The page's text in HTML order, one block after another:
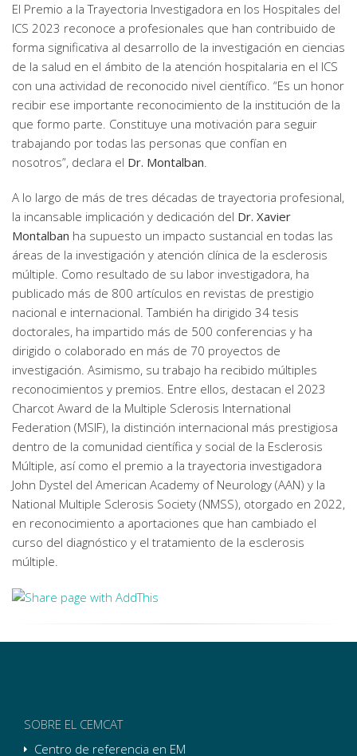
El Premio a la Trayectoria Investigadora en los Hospitales del
ICS 2023 reconoce a profesionales que han contribuido de
forma significativa al desarrollo de la investigación en ciencias
de la salud en el ámbito de la atención hospitalaria en el ICS
con una actividad de reconocido nivel científico. “Es un honor
recibir ese importante reconocimiento de la institución de la
que formo parte. Constituye una motivación para seguir
trabajando por todas las personas que confían en
nosotros”, declara el Dr. Montalban.
A lo largo de más de tres décadas de trayectoria profesional,
la incansable implicación y dedicación del Dr. Xavier
Montalban ha supuesto un impacto sustancial en todas las
áreas de la investigación y atención clínica de la esclerosis
múltiple. Como resultado de su labor investigadora, ha
publicado más de 800 artículos en revistas de prestigio
nacional e internacional. También ha dirigido 34 tesis
doctorales, ha impartido más de 500 conferencias y ha
dirigido o colaborado en más de 70 proyectos de
investigación. Asimismo, su trabajo ha recibido múltiples
reconocimientos y premios. Entre ellos, destacan el 2023
Charcot Award de la Multiple Sclerosis International
Federation (MSIF), la distinción internacional más prestigiosa
dentro de la comunidad científica y social de la Esclerosis
Múltiple, así como el premio a la trayectoria investigadora
John Dystel del American Academy of Neurology (AAN) y la
National Multiple Sclerosis Society (NMSS), otorgado en 2022,
en reconocimiento a aportaciones que han cambiado el
curso del diagnóstico y el tratamiento de la esclerosis
múltiple.
SOBRE EL CEMCAT
Centro de referencia en EM